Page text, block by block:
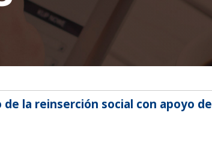
la reinserción social con apoyo de